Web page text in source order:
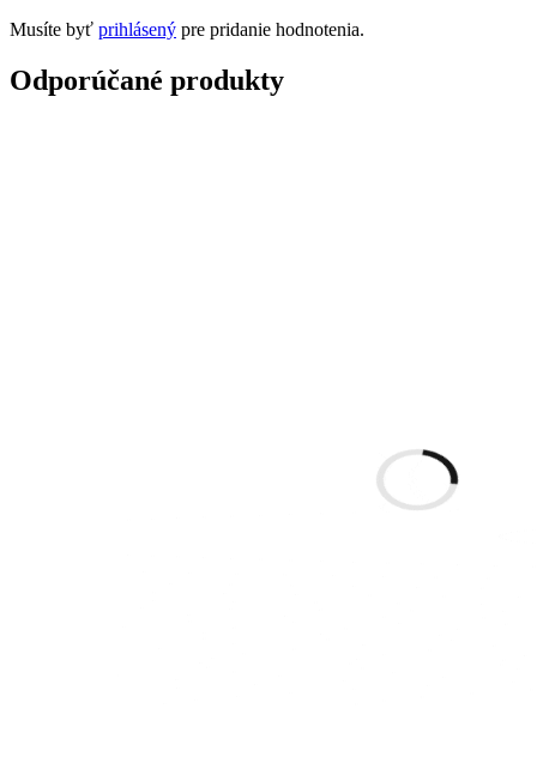
Musíte byť prihlásený pre pridanie hodnotenia.
Odporúčané produkty